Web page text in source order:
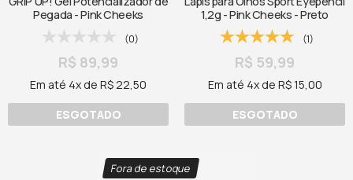
Pegada - Pink Cheeks
(0)
R$ 89,99
Em até 4x de R$ 22,50
ESGOTADO
1,2g - Pink Cheeks - Preto
(1)
R$ 59,99
Em até 4x de R$ 15,00
ESGOTADO
Fora de estoque